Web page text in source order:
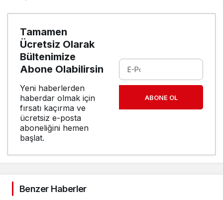
Tamamen
Ücretsiz Olarak
Bültenimize
Abone Olabilirsin
Yeni haberlerden
haberdar olmak için
fırsatı kaçırma ve
ücretsiz e-posta
aboneliğini hemen
başlat.
ABONE OL
Benzer Haberler